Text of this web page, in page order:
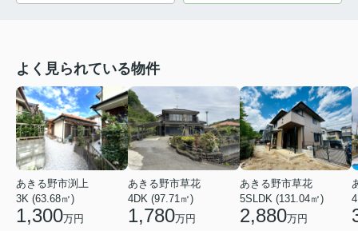
よく見られている物件
あきる野市渕上
3K (63.68㎡)
1,300万円
あきる野市草花
4DK (97.71㎡)
1,780万円
あきる野市草花
5SLDK (131.04㎡)
2,880万円